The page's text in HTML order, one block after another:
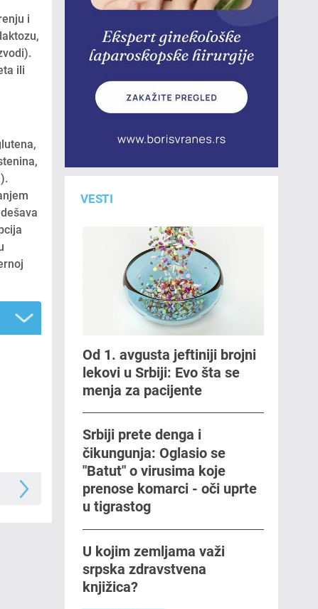
i
ili
VESTI
Od 1. avgusta jeftiniji brojni
lekovi u Srbiji: Evo šta se
menja za pacijente
Srbiji prete denga i
čikungunja: Oglasio se
"Batut" o virusima koje
prenose komarci - oči uprte
u tigrastog
U kojim zemljama važi
srpska zdravstvena
knjižica?